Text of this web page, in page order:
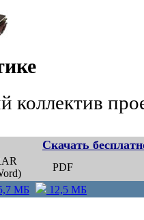
коллектив
Скачать
PDF
МБ 12,5 МБ